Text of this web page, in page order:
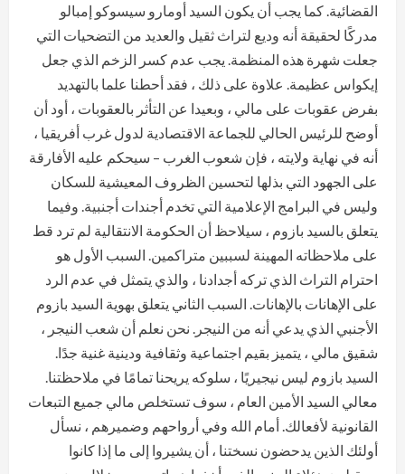
القضائية. كما يجب أن يكون السيد أومارو سيسوكو إمبالو
مدركًا لحقيقة أنه وديع لتراث ثقيل والعديد من التضحيات التي
جعلت شهرة هذه المنظمة. يجب عدم كسر الزخم الذي جعل
إيكواس عظيمة. علاوة على ذلك ، فقد أحطنا علما بالتهديد
بفرض عقوبات على مالي ، وبعيدا عن التأثر بالعقوبات ، أود أن
أوضح للرئيس الحالي للجماعة الاقتصادية لدول غرب أفريقيا ،
أنه في نهاية ولايته ، فإن شعوب الغرب – سيحكم عليه الأفارقة
على الجهود التي بذلها لتحسين الظروف المعيشية للسكان
وليس في البرامج الإعلامية التي تخدم أجندات أجنبية. وفيما
يتعلق بالسيد بازوم ، سيلاحظ أن الحكومة الانتقالية لم ترد قط
على ملاحظاته المهينة لسببين متراكمين. السبب الأول هو
احترام التراث الذي تركه أجدادنا ، والذي يتمثل في عدم الرد
على الإهانات بالإهانات. السبب الثاني يتعلق بهوية السيد بازوم
الأجنبي الذي يدعي أنه من النيجر. نحن نعلم أن شعب النيجر ،
شقيق مالي ، يتميز بقيم اجتماعية وثقافية ودينية غنية جدًا.
السيد بازوم ليس نيجيريًا ، سلوكه يريحنا تمامًا في ملاحظتنا.
معالي السيد الأمين العام ، سوف تستخلص مالي جميع التبعات
القانونية لأفعالك. أمام الله وفي أرواحهم وضميرهم ، نسأل
أولئك الذين يدحضون نسختنا ، أن يشيروا إلى ما إذا كانوا